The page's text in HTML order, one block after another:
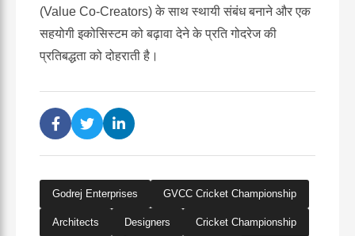
(Value Co-Creators) के साथ स्थायी संबंध बनाने और एक
सहयोगी इकोसिस्टम को बढ़ावा देने के प्रति गोदरेज की
प्रतिबद्धता को दोहराती है।
Godrej Enterprises GVCC Cricket Championship
Architects Designers Cricket Championship